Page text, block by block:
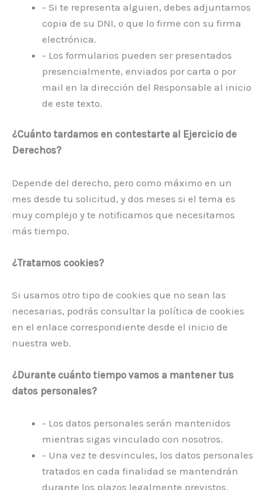
- Si te representa alguien, debes adjuntarnos
copia de su DNI, o que lo firme con su firma
electrónica.
- Los formularios pueden ser presentados
presencialmente, enviados por carta o por
mail en la dirección del Responsable al inicio
de este texto.
¿Cuánto tardamos en contestarte al Ejercicio de
Derechos?
Depende del derecho, pero como máximo en un
mes desde tu solicitud, y dos meses si el tema es
muy complejo y te notificamos que necesitamos
más tiempo.
¿Tratamos cookies?
Si usamos otro tipo de cookies que no sean las
necesarias, podrás consultar la política de cookies
en el enlace correspondiente desde el inicio de
nuestra web.
¿Durante cuánto tiempo vamos a mantener tus
datos personales?
- Los datos personales serán mantenidos
mientras sigas vinculado con nosotros.
- Una vez te desvincules, los datos personales
tratados en cada finalidad se mantendrán
durante los plazos legalmente previstos,